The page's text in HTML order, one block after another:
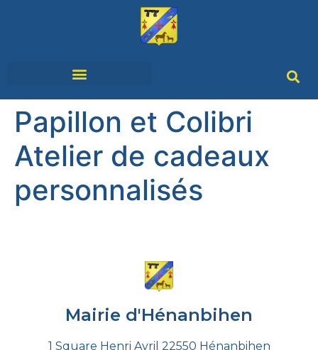
Papillon et Colibri
Atelier de cadeaux
personnalisés
Mairie d'Hénanbihen
1 Square Henri Avril 22550 Hénanbihen